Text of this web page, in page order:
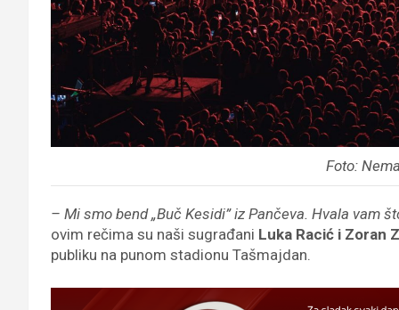
Foto:
– Mi smo bend „Buč Kesidi” iz Pančeva. Hvala vam
ovim rečima su naši sugrađani Luka Racić i Zoran
publiku na punom stadionu Tašmajdan.